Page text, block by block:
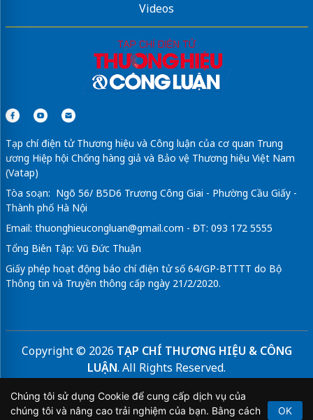
Videos
Tạp chí điện tử Thương hiệu và Công luận của cơ quan Trung
ương Hiệp hội Chống hàng giả và Bảo vệ Thương hiệu Việt Nam
(Vatap)
Tòa soạn: Ngõ 56/ B5D6 Trương Công Giai - Phường Cầu Giấy -
Thành phố Hà Nội
Email: thuonghieucongluan@gmail.com - ĐT: 093 172 5555
Tổng Biên Tập: Vũ Đức Thuận
Giấy phép hoạt động báo chí điện tử số 64/GP-BTTTT do Bộ
Thông tin và Truyền thông cấp ngày 21/2/2020.
Copyright © 2026 TẠP CHÍ THƯƠNG HIỆU & CÔNG
LUẬN. All Rights Reserved.
Bản quyền thuộc Tạp chí Thương hiệu và Công luận. Cấm
sao chép dưới mọi hình thức nếu không có sự chấp thuận
Chúng tôi sử dụng Cookie để cung cấp dịch vụ của
chúng tôi và nâng cao trải nghiệm của bạn. Bằng cách
OK